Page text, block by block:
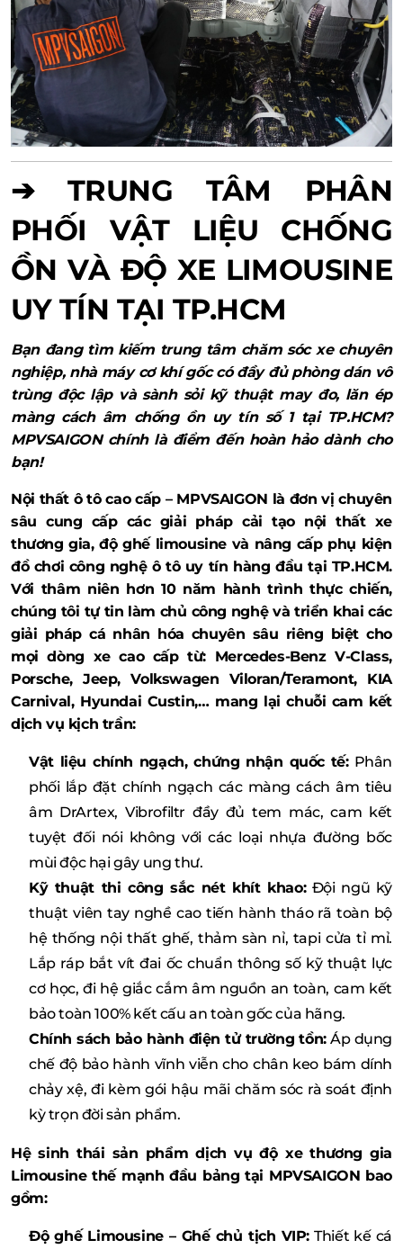
➔ TRUNG TÂM PHÂN
PHỐI VẬT LIỆU CHỐNG
ỒN VÀ ĐỘ XE LIMOUSINE
UY TÍN TẠI TP.HCM
Bạn đang tìm kiếm trung tâm chăm sóc xe chuyên
nghiệp, nhà máy cơ khí gốc có đầy đủ phòng dán vô
trùng độc lập và sành sỏi kỹ thuật may đo, lăn ép
màng cách âm chống ồn uy tín số 1 tại TP.HCM?
MPVSAIGON chính là điểm đến hoàn hảo dành cho
bạn!
Nội thất ô tô cao cấp – MPVSAIGON là đơn vị chuyên
sâu cung cấp các giải pháp cải tạo nội thất xe
thương gia, độ ghế limousine và nâng cấp phụ kiện
đồ chơi công nghệ ô tô uy tín hàng đầu tại TP.HCM.
Với thâm niên hơn 10 năm hành trình thực chiến,
chúng tôi tự tin làm chủ công nghệ và triển khai các
giải pháp cá nhân hóa chuyên sâu riêng biệt cho
mọi dòng xe cao cấp từ: Mercedes-Benz V-Class,
Porsche, Jeep, Volkswagen Viloran/Teramont, KIA
Carnival, Hyundai Custin,… mang lại chuỗi cam kết
dịch vụ kịch trần:
Vật liệu chính ngạch, chứng nhận quốc tế:Phân
phối lắp đặt chính ngạch các màng cách âm tiêu
âm DrArtex, Vibrofiltr đầy đủ tem mác, cam kết
tuyệt đối nói không với các loại nhựa đường bốc
mùi độc hại gây ung thư.
Kỹ thuật thi công sắc nét khít khao:Đội ngũ kỹ
thuật viên tay nghề cao tiến hành tháo rã toàn bộ
hệ thống nội thất ghế, thảm sàn nỉ, tapi cửa tỉ mỉ.
Lắp ráp bắt vít đai ốc chuẩn thông số kỹ thuật lực
cơ học, đi hệ giắc cắm âm nguồn an toàn, cam kết
bảo toàn 100% kết cấu an toàn gốc của hãng.
Chính sách bảo hành điện tử trường tồn:Áp dụng
chế độ bảo hành vĩnh viễn cho chân keo bám dính
chảy xệ, đi kèm gói hậu mãi chăm sóc rà soát định
kỳ trọn đời sản phẩm.
Hệ sinh thái sản phẩm dịch vụ độ xe thương gia
Limousine thế mạnh đầu bảng tại MPVSAIGON bao
gồm:
Độ ghế Limousine – Ghế chủ tịch VIP:Thiết kế cá